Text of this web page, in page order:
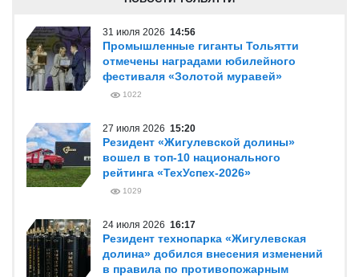
31 июля 2026 14:56
Промышленные гиганты Тольятти
отмечены наградами юбилейного
фестиваля «Золотой муравей»
1022
27 июля 2026 15:20
Резидент «Жигулевской долины»
вошел в топ-10 национального
рейтинга «ТехУспех-2026»
1029
24 июля 2026 16:17
Резидент технопарка «Жигулевская
долина» добился внесения изменений
в правила по противопожарным